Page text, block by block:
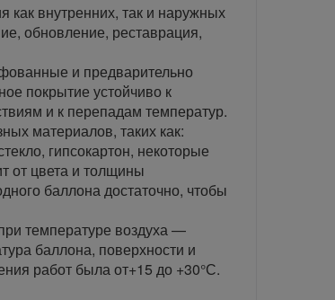
внутренних, так и наружных
обновление, реставрация,
и предварительно
покрытие устойчиво к
и к перепадам температур.
материалов, таких как:
гипсокартон, некоторые
от цвета и толщины
баллона достаточно, чтобы
температуре воздуха —
баллона, поверхности и
работ была от+15 до +30°С.